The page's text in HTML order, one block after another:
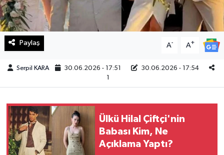
Paylaş A- A+
Serpil KARA 30.06.2026 - 17:51
30.06.2026 - 17:54
1
Ülkü Hilal Çiftçi'nin
Babası Kim, Ne
Açıklama Yaptı?
Resmi İlan
Sağlık
SürManşet
Teknoloji
Yaşam